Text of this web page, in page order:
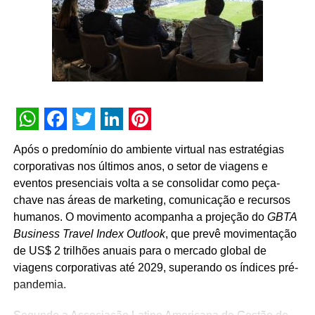
desenvolvimento do mercado passa, necessariamente,
pela valorização das pessoas que fazem os eventos
acontecerem”, afirma Paulo Ventura, presidente da
UBRAFE.
A iniciativa estabelece uma agenda permanente de
educativas, o compartilhamento de metodologias de
para os pavilhões e a atuação conjunta junto a órgãos
públicos e autoridades reguladoras.
Para Guto Guedes, presidente da ABRACE, “a assinatura
deste acordo representa um avanço importante para as
empresas de cenografia e montagem de estandes e,
principalmente, para os profissionais que atuam na
montagem e na desmontagem dos eventos. Acreditamos
que o fortalecimento do setor passa pela valorização das
WhatsApp
Facebook
Twitter
LinkedIn
Pinterest
Após o predomínio do ambiente virtual nas estratégias
corporativas nos últimos anos, o setor de viagens e
eventos presenciais volta a se consolidar como peça-
chave nas áreas de marketing, comunicação e recursos
humanos. O movimento acompanha a projeção do GBTA
Business Travel Index Outlook, que prevê movimentação
de US$ 2 trilhões anuais para o mercado global de
viagens corporativas até 2029, superando os índices pré-
pandemia.